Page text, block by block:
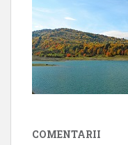
COMENTARII